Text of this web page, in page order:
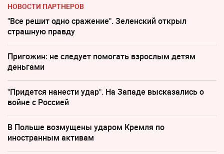
НОВОСТИ ПАРТНЕРОВ
"Все решит одно сражение". Зеленский открыл
страшную правду
Пригожин: не следует помогать взрослым детям
деньгами
"Придется нанести удар". На Западе высказались о
войне с Россией
В Польше возмущены ударом Кремля по
иностранным активам